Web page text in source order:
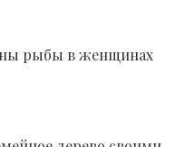
рыбы в женщинах